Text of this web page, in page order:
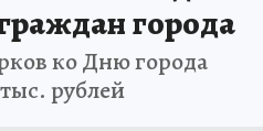
города
ко Дню города
рублей